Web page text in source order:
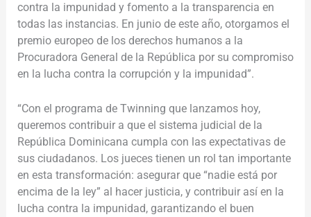
contra la impunidad y fomento a la transparencia en
todas las instancias. En junio de este año, otorgamos el
premio europeo de los derechos humanos a la
Procuradora General de la República por su compromiso
en la lucha contra la corrupción y la impunidad”.
“Con el programa de Twinning que lanzamos hoy,
queremos contribuir a que el sistema judicial de la
República Dominicana cumpla con las expectativas de
sus ciudadanos. Los jueces tienen un rol tan importante
en esta transformación: asegurar que “nadie está por
encima de la ley” al hacer justicia, y contribuir así en la
lucha contra la impunidad, garantizando el buen